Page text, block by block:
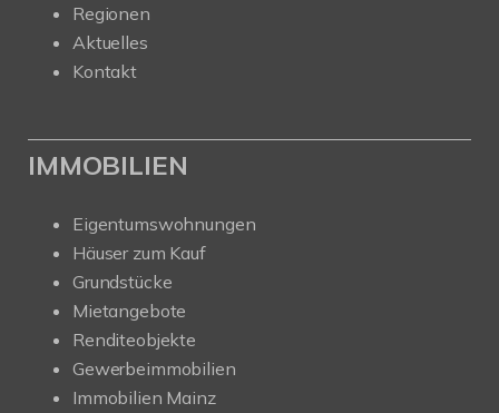
Regionen
Aktuelles
Kontakt
IMMOBILIEN
Eigentumswohnungen
Häuser zum Kauf
Grundstücke
Mietangebote
Renditeobjekte
Gewerbeimmobilien
Immobilien Mainz